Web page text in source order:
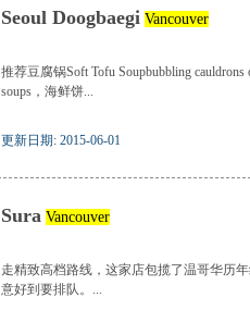
Seoul Doogbaegi Vancouver
推荐豆腐锅Soft Tofu Soupbubbling cauldrons
soups，海鲜饼...
更新日期: 2015-06-01
Sura Vancouver
走精致高档路线，这家店包揽了温哥华历
意好到要排队。...